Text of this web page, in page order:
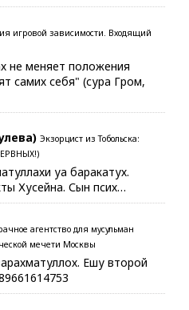
игровой зависимости. Входящий
не меняет положения
самих себя" (сура Гром,
Экзорцист из Тобольска:
уа баракатух.
Хусейна. Сын псих…
агентство для мусульман
мечети Москвы
Ешу второй